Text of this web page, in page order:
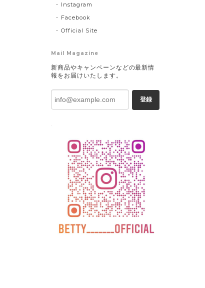
Instagram
Facebook
Official Site
Mail Magazine
新商品やキャンペーンなどの最新情
報をお届けいたします。
登録